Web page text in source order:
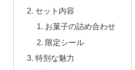
セット内容
お菓子の詰め合わせ
限定シール
特別な魅力